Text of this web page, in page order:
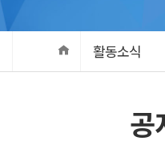
활동소식
공